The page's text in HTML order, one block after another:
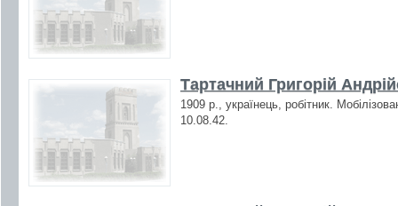
Тартачний Григорій
1909 р., українець, робітник.
10.08.42.